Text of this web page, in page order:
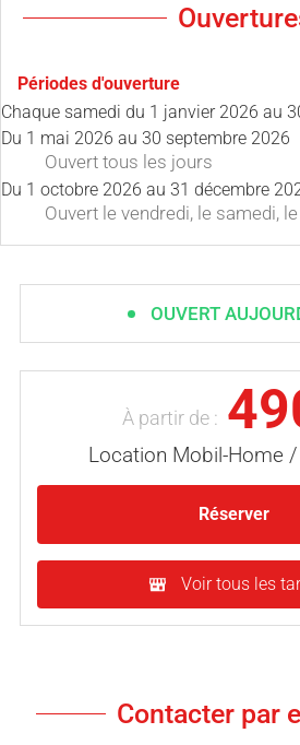
Périodes d'ouverture
Chaque samedi du 1 janvier 2026 au
Du 1 mai 2026 au 30 septembre 2026
Ouvert tous les jours
Du 1 octobre 2026 au 31 décembre
Ouvert le vendredi, le samedi,
OUVERT
À partir de :
Location Mobil-Home
Réserver
Voir tous les
Contacter par